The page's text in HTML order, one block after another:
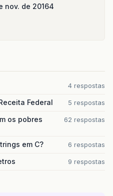
nov. de 20164
4 respostas
Federal 5 respostas
os pobres
62 respostas
em C? 6 respostas
9 respostas